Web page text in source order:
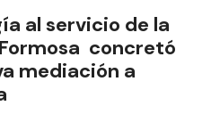
al servicio de la
concretó
mediación a